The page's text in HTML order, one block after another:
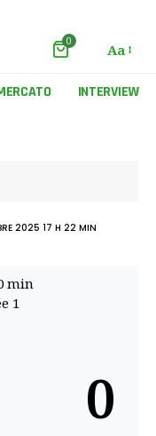
0 Aa
INTERVIEW
2025 17 H 22 MIN
min
1
0